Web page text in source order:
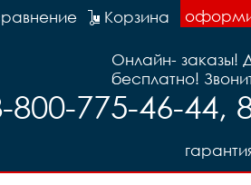
Корзина
Онлайн- заказы!
бесплатно!
800-775-46-44,